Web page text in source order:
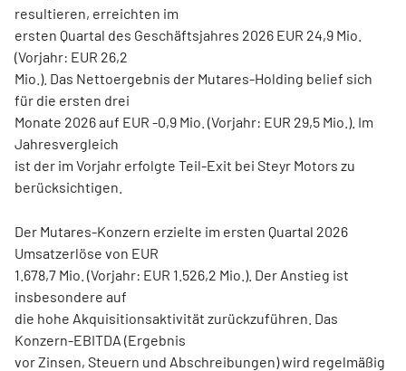
resultieren, erreichten im
ersten Quartal des Geschäftsjahres 2026 EUR 24,9 Mio.
(Vorjahr: EUR 26,2
Mio.). Das Nettoergebnis der Mutares-Holding belief sich
für die ersten drei
Monate 2026 auf EUR -0,9 Mio. (Vorjahr: EUR 29,5 Mio.). Im
Jahresvergleich
ist der im Vorjahr erfolgte Teil-Exit bei Steyr Motors zu
berücksichtigen.
Der Mutares-Konzern erzielte im ersten Quartal 2026
Umsatzerlöse von EUR
1.678,7 Mio. (Vorjahr: EUR 1.526,2 Mio.). Der Anstieg ist
insbesondere auf
die hohe Akquisitionsaktivität zurückzuführen. Das
Konzern-EBITDA (Ergebnis
vor Zinsen, Steuern und Abschreibungen) wird regelmäßig